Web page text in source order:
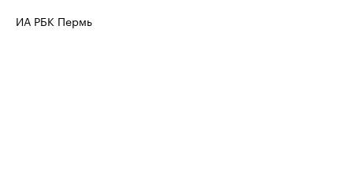
ИА РБК Пермь